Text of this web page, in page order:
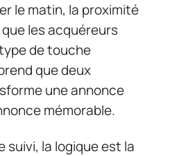
le matin, la proximité
les acquéreurs
de touche
que deux
une annonce
mémorable.
suivi, la logique est la